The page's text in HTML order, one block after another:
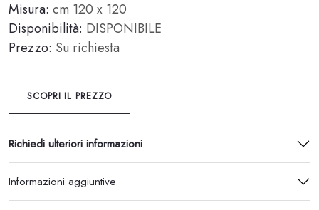
Misura: cm 120 x 120
Disponibilità: DISPONIBILE
Prezzo: Su richiesta
SCOPRI IL PREZZO
Richiedi ulteriori informazioni
Informazioni aggiuntive